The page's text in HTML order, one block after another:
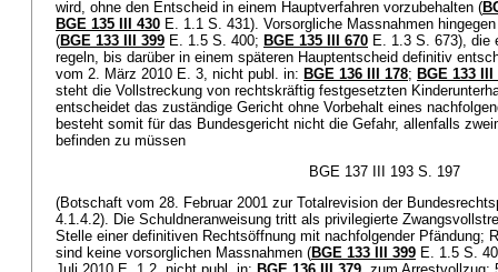
wird, ohne den Entscheid in einem Hauptverfahren vorzubehalten (
BGE 135 III 430 E. 1.1 S. 431). Vorsorgliche Massnahmen
(BGE 133 III 399 E. 1.5 S. 400; BGE 135 III 670 E. 1.3 S. 673), die
regeln, bis darüber in einem späteren Hauptentscheid definitiv
vom 2. März 2010 E. 3, nicht publ. in: BGE 136 III 178; BGE 133 III
steht die Vollstreckung von rechtskräftig festgesetzten
entscheidet das zuständige Gericht ohne Vorbehalt eines
besteht somit für das Bundesgericht nicht die Gefahr, allenfalls
befinden zu müssen
BGE 137 III 193 S. 197
(Botschaft vom 28. Februar 2001 zur Totalrevision der
4.1.4.2). Die Schuldneranweisung tritt als privilegierte
Stelle einer definitiven Rechtsöffnung mit nachfolgender Pfändung;
sind keine vorsorglichen Massnahmen (BGE 133 III 399 E. 1.5 S.